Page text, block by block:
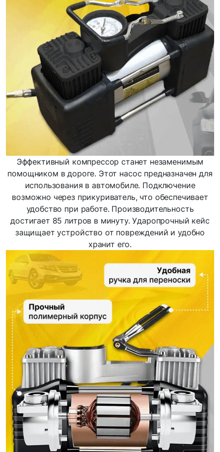
Эффективный компрессор станет незаменимым
помощником в дороге. Этот насос предназначен для
использования в автомобиле. Подключение
возможно через прикуриватель, что обеспечивает
удобство при работе. Производительность
достигает 85 литров в минуту. Ударопрочный кейс
защищает устройство от повреждений и удобно
хранит его.